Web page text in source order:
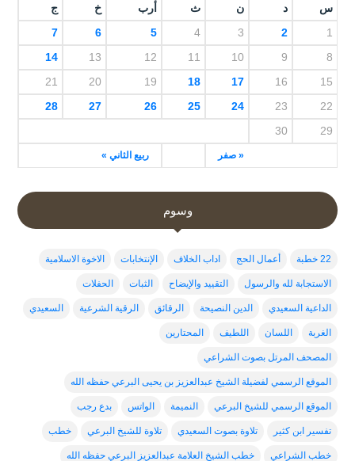
س د ن ث أرب خ ج
« صفر ربيع الثاني »
1
2
3
4
5
6
7
8
9
10
11
12
13
14
15
16
17
18
19
20
21
22
23
24
25
26
27
28
29
30
وسوم
22 خطبة أعمال الحج اداب الخلاف الإنتخابات الاخوة الاسلامية
الاستجابة لله والرسول التقييد والإيضاح الثبات الحفلات
الداعية السعيدي الدين النصيحة الرقائق الرقية الشرعية السعيدي
الغربة اللسان اللطيف المحتارين
المصحف المرتل بصوت الشراعي
الموقع الرسمي لفضيلة الشيخ عبدالعزيز بن يحيى البرعي حفظه الله
الموقع الرسمي للشيخ البرعي النميمة الواتس بدع رجب
تفسير ابن كثير تلاوة بصوت السعيدي تلاوة للشيخ البرعي خطب
خطب الشراعي خطب الشيخ العلامة عبدالعزيز البرعي حفظه الله